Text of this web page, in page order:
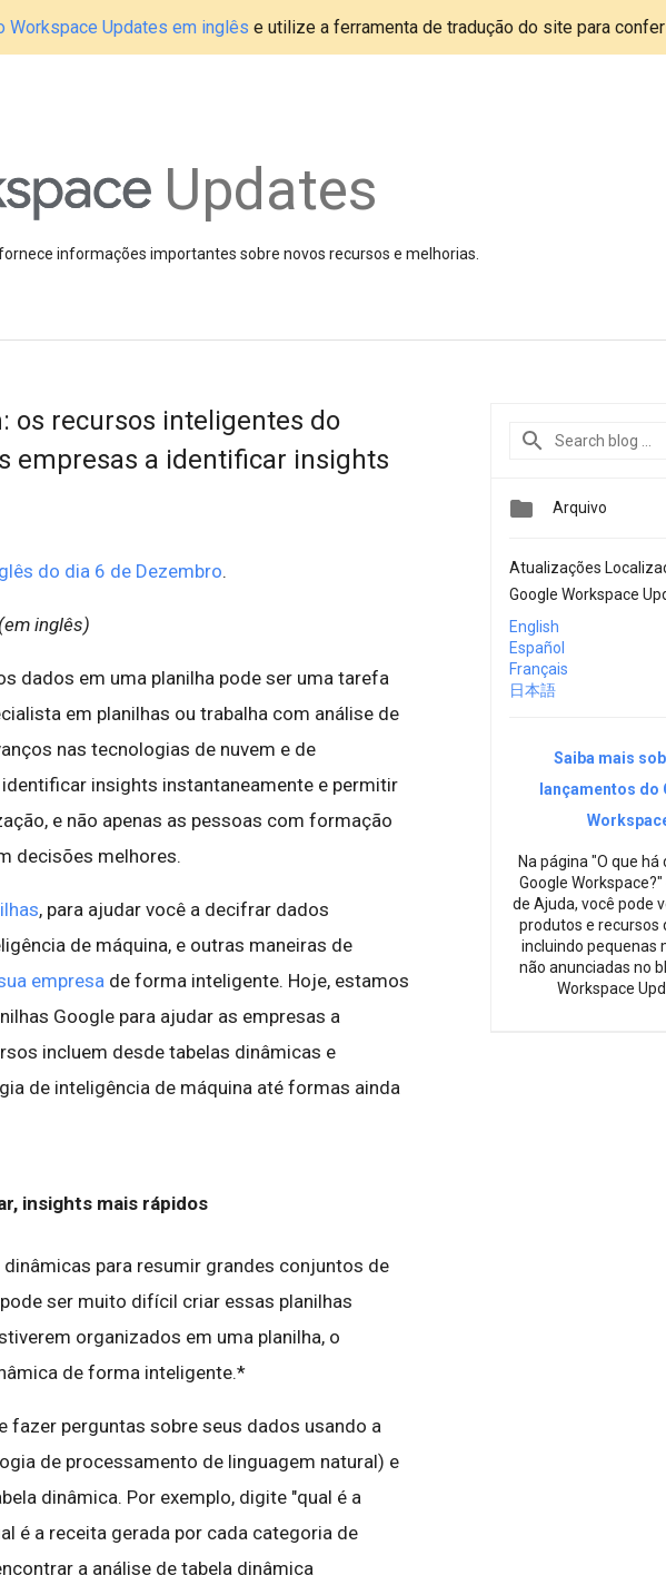
Workspace Updates em inglês e utilize a ferramenta de tradução do site para
Updates
informações importantes sobre novos recursos e melhorias.
os recursos inteligentes do
empresas a identificar insights
do dia 6 de Dezembro.
inglês)
dados em uma planilha pode ser uma tarefa
em planilhas ou trabalha com análise de
nas tecnologias de nuvem e de
insights instantaneamente e permitir
e não apenas as pessoas com formação
decisões melhores.
, para ajudar você a decifrar dados
de máquina, e outras maneiras de
empresa de forma inteligente. Hoje, estamos
Google para ajudar as empresas a
incluem desde tabelas dinâmicas e
de inteligência de máquina até formas ainda
insights mais rápidos
para resumir grandes conjuntos de
ser muito difícil criar essas planilhas
organizados em uma planilha, o
de forma inteligente.*
fazer perguntas sobre seus dados usando a
de processamento de linguagem natural) e
dinâmica. Por exemplo, digite "qual é a
é a receita gerada por cada categoria de
a análise de tabela dinâmica
 Arquivo
Atualizações
Google Workspace
English
Español
Français
日本語
Saiba mais
lançamentos do
Na página "O que há
Google Workspace?"
de Ajuda, você pode
produtos e recursos
incluindo pequenas
não anunciadas no
Workspace